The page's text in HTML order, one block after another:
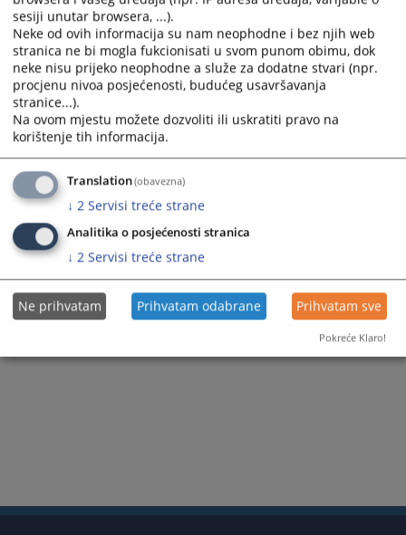
16505PREGLEDA
sesiji unutar browsera, ...).
Neke od ovih informacija su nam neophodne i bez njih web
stranica ne bi mogla fukcionisati u svom punom obimu, dok
neke nisu prijeko neophodne a služe za dodatne stvari (npr.
procjenu nivoa posjećenosti, budućeg usavršavanja
stranice...).
Na ovom mjestu možete dozvoliti ili uskratiti pravo na
korištenje tih informacija.
Translation(obavezna)
↓ 2 Servisi treće strane
Analitika o posjećenosti stranica
↓ 2 Servisi treće strane
Ne prihvatam Prihvatam odabrane Prihvatam sve
Pokreće Klaro!